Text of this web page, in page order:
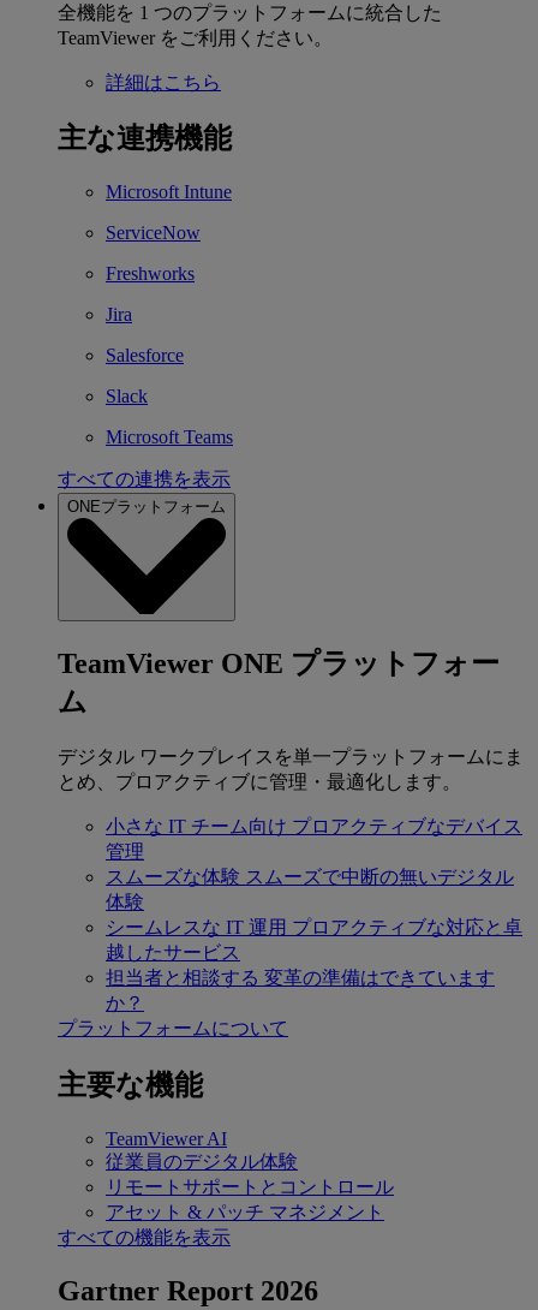
全機能を 1 つのプラットフォームに統合した
TeamViewer をご利用ください。
詳細はこちら
主な連携機能
Microsoft Intune
ServiceNow
Freshworks
Jira
Salesforce
Slack
Microsoft Teams
すべての連携を表示
ONEプラットフォーム
TeamViewer ONE プラットフォー
ム
デジタル ワークプレイスを単一プラットフォームにま
とめ、プロアクティブに管理・最適化します。
小さな IT チーム向け プロアクティブなデバイス
管理
スムーズな体験 スムーズで中断の無いデジタル
体験
シームレスな IT 運用 プロアクティブな対応と卓
越したサービス
担当者と相談する 変革の準備はできています
か？
プラットフォームについて
主要な機能
TeamViewer AI
従業員のデジタル体験
リモートサポートとコントロール
アセット & パッチ マネジメント
すべての機能を表示
Gartner Report 2026